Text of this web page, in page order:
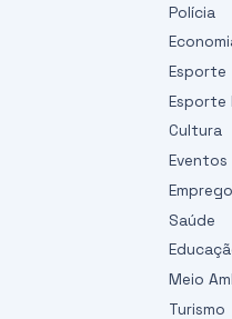
Polícia
Esporte
Esporte
Cultura
Eventos
Emprego
Saúde
Meio
Turismo